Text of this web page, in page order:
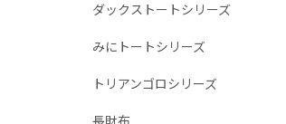
ダックストートシリーズ
みにトートシリーズ
トリアンゴロシリーズ
長財布